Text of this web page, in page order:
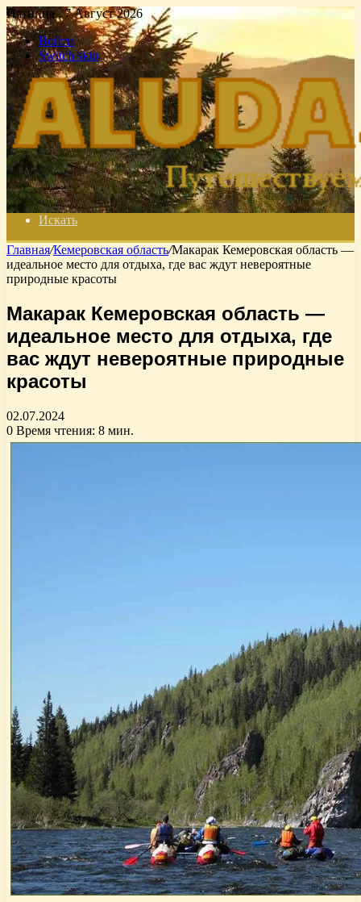
Пятница , 7 Август 2026
Войти
Switch skin
Искать
Главная/Кемеровская область/Макарак Кемеровская область —
идеальное место для отдыха, где вас ждут невероятные
природные красоты
Макарак Кемеровская область —
идеальное место для отдыха, где
вас ждут невероятные природные
красоты
02.07.2024
0 Время чтения: 8 мин.